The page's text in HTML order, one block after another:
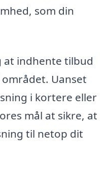
som din
at indhente tilbud
Uanset
i kortere eller
mål at sikre, at
til netop dit